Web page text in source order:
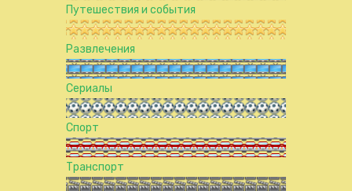
Путешествия и события
Развлечения
Сериалы
Спорт
Транспорт